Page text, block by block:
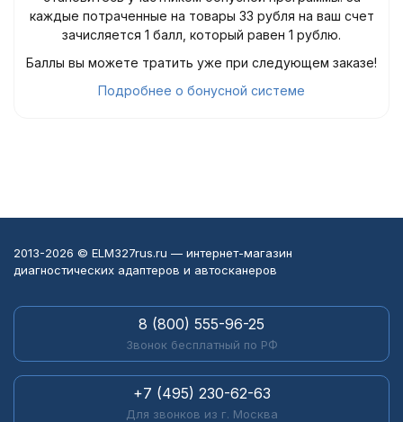
каждые потраченные на товары 33 рубля на ваш счет
зачисляется 1 балл, который равен 1 рублю.
Баллы вы можете тратить уже при следующем заказе!
Подробнее о бонусной системе
2013-2026 © ELM327rus.ru — интернет-магазин
диагностических адаптеров и автосканеров
8 (800) 555-96-25
Звонок бесплатный по РФ
+7 (495) 230-62-63
Для звонков из г. Москва